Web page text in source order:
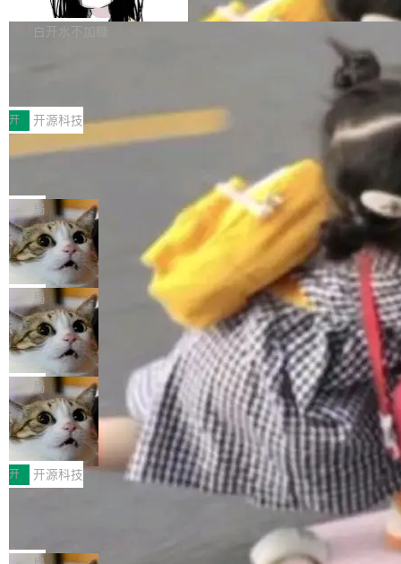
热门页面还是低关注度页面，均未出现近期更
erceptor…五六步之后才能看到第一行翻译文
本。 Solon 换了个方式。整个 i18n 模块围绕三
erg V3
Apache Doris 4.1 要补齐的，正是缺失的那一
半。在已有查询能力的基础上，Doris 进一步支
常维护操作，并完整支持 Iceberg V3 格式。
白开水不加糖
村国家自主创新示范区会议中心开幕。本届大会
由中关村智联软件服务业质量创新联盟主办，以
“智构可信·质创未来——AI原生时代的质量新范
式”为主题，直面AI从实验室走向规模化产业落地
的核心质量命题。会上，《2026智能研发生产力
工具选型手册》发布，Testin云测的Testin XAge
nt智能测试系统入选AI测试领域代表产品。对CI
O而言，这提示了一个转变：AI测试正在从效率
工具升级为企业的质量基础设施。 CIO面对的新
现实 过去两年，CIO们的焦虑清单上多了两项：
一是如何让大模型和智能体应用安全地从PoC走
向生产，二是如何让测试团队跟得上AI应用...
开 开源科技
让非法状态不可表示：一篇关于 ADT
有一种东西，一旦用过就回不去了。Alex Fedos
eev 管它叫"软件设计的基石"。 他说的东西不新
鲜——代数数据类型（ADT），尤其是和类型
（sum type）。但他说清楚了一件事：这不是类
型系统的学术体操，是日常编码的思维方式。 文
章从一个简单的例子切入。一个网站的深色主题
设置，如果用布尔值 + 可空字段来表示——bool
ean 表示是否可切换，nullable 的默认模式、浅
色方案、深色方案——会产生大量无意义的组
合。方案缺了、配置冲突了、全 null 了。要知道
哪些组合有效，作者说，你得靠"文档、校验、或
者部落知识"。 换个写法。Rust 的 enum，两个
变体：Switchable...
局
Cloudflare 开源内部企业 AI 平台 Clou
dflare OS
Cloudflare 发布了一个开源项目 Cloudflare O
S。如果你只看官方博客，你会觉得这是又一
个"AI 知识库 + 聊天机器人"——每个大厂都在
做，没什么新鲜的。 但 Kenton Varda 在 Twitte
r 上把事情说清楚了： 今天我们发布了 Cloudfla
re OS，一个带连接器的聊天机器人，跟其他所
有科技公司做的一样。只不过，实际上它不一
样。这是 Sandstorm.io 的重制版，我十年前的
那个创业公司。不同的是，这次它构建在 Cloudf
lare Workers 上——我花了九年时间搭建的平台
——并且深度集成了 AI。这基本上是我十年秘密
局
Deno 团队开源 Celld，可自托管的分
布式 Durable Objects
Ryan Dahl 领导的 Deno 团队推出了最新开源项
目 Celld，一个能在自己机器上运行 Cloudflare
Workers 和 Durable Objects 的守护进程。 设
计思路很直接：每个对象是一个独立的 SQLite
数据库，按名称寻址，复制到你自己的 S3 兼容
存储库里。节点之间只通过这个存储库协调——
没有控制平面，没有共识协议。每个对象自带一
个小型数据库，应用天然按分片构建，单个数据
库的竞争和爆炸半径问题在设计层面就被消除
了。 闲置的 cell 会休眠到几乎不占资源。当 cel
局
鲁大师7月新机性能/流畅/AI榜：vivo夺
性能、流畅双第一，三星Galaxy Z系列
新折叠缺席
2026年7月的手机市场，由于存储等硬件成本暴
增，手机厂商的日子也不好过啊，新机速度明显
放缓，因此硝烟味淡了许多。新机参数规格除开
Fold8 / Z Flip8）外，其余要么是中低端机器，
例如iQOO Z11i、REDMI Note 17、REDMI No
开 开源科技
Zed 编辑器团队发布了新项目——DeltaDB，一
个在 git commit 之间记录每一次编辑操作的版